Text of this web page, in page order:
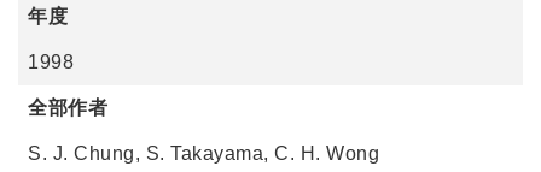
年度
1998
全部作者
S. J. Chung, S. Takayama, C. H. Wong